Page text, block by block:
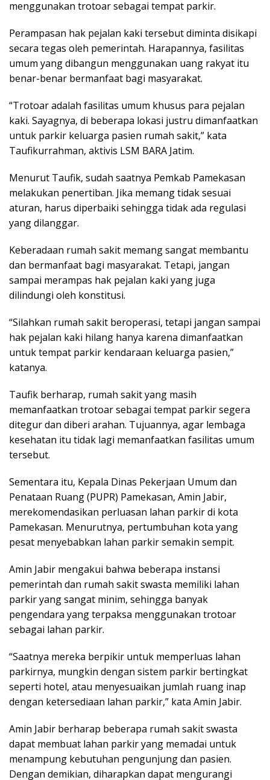
menggunakan trotoar sebagai tempat parkir.
Perampasan hak pejalan kaki tersebut diminta disikapi
secara tegas oleh pemerintah. Harapannya, fasilitas
umum yang dibangun menggunakan uang rakyat itu
benar-benar bermanfaat bagi masyarakat.
“Trotoar adalah fasilitas umum khusus para pejalan
kaki. Sayagnya, di beberapa lokasi justru dimanfaatkan
untuk parkir keluarga pasien rumah sakit,” kata
Taufikurrahman, aktivis LSM BARA Jatim.
Menurut Taufik, sudah saatnya Pemkab Pamekasan
melakukan penertiban. Jika memang tidak sesuai
aturan, harus diperbaiki sehingga tidak ada regulasi
yang dilanggar.
Keberadaan rumah sakit memang sangat membantu
dan bermanfaat bagi masyarakat. Tetapi, jangan
sampai merampas hak pejalan kaki yang juga
dilindungi oleh konstitusi.
“Silahkan rumah sakit beroperasi, tetapi jangan sampai
hak pejalan kaki hilang hanya karena dimanfaatkan
untuk tempat parkir kendaraan keluarga pasien,”
katanya.
Taufik berharap, rumah sakit yang masih
memanfaatkan trotoar sebagai tempat parkir segera
ditegur dan diberi arahan. Tujuannya, agar lembaga
kesehatan itu tidak lagi memanfaatkan fasilitas umum
tersebut.
Sementara itu, Kepala Dinas Pekerjaan Umum dan
Penataan Ruang (PUPR) Pamekasan, Amin Jabir,
merekomendasikan perluasan lahan parkir di kota
Pamekasan. Menurutnya, pertumbuhan kota yang
pesat menyebabkan lahan parkir semakin sempit.
Amin Jabir mengakui bahwa beberapa instansi
pemerintah dan rumah sakit swasta memiliki lahan
parkir yang sangat minim, sehingga banyak
pengendara yang terpaksa menggunakan trotoar
sebagai lahan parkir.
“Saatnya mereka berpikir untuk memperluas lahan
parkirnya, mungkin dengan sistem parkir bertingkat
seperti hotel, atau menyesuaikan jumlah ruang inap
dengan ketersediaan lahan parkir,” kata Amin Jabir.
Amin Jabir berharap beberapa rumah sakit swasta
dapat membuat lahan parkir yang memadai untuk
menampung kebutuhan pengunjung dan pasien.
Dengan demikian, diharapkan dapat mengurangi